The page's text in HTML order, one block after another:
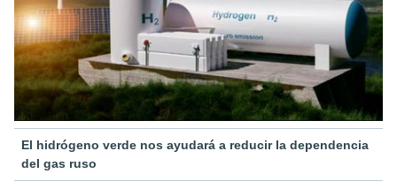
El hidrógeno verde nos ayudará a reducir la dependencia
del gas ruso